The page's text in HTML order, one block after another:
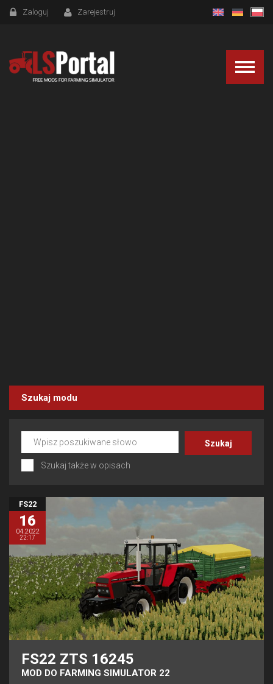
Zaloguj Zarejestruj
Szukaj modu
Szukaj także w opisach
FS22
16
04.2022
22:17
FS22 ZTS 16245
MOD DO FARMING SIMULATOR 22